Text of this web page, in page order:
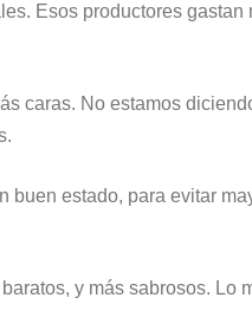
Esos productores
caras. No estamos
buen estado, para evitar
y más sabrosos. Lo